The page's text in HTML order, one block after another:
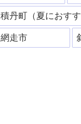
積丹町（夏におすす
網走市